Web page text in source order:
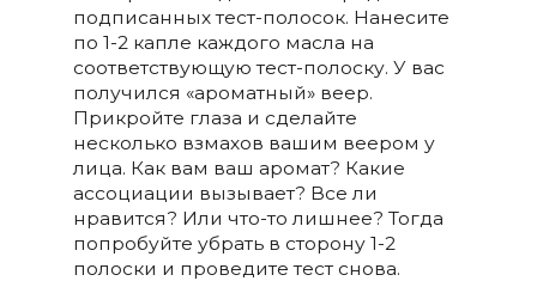
подписанных тест-полосок. Нанесите
по 1-2 капле каждого масла на
соответствующую тест-полоску. У вас
получился «ароматный» веер.
Прикройте глаза и сделайте
несколько взмахов вашим веером у
лица. Как вам ваш аромат? Какие
ассоциации вызывает? Все ли
нравится? Или что-то лишнее? Тогда
попробуйте убрать в сторону 1-2
полоски и проведите тест снова.